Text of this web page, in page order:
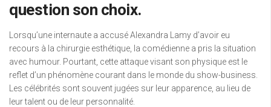
question son choix.
Lorsqu’une internaute a accusé Alexandra Lamy d’avoir eu
recours à la chirurgie esthétique, la comédienne a pris la situation
avec humour. Pourtant, cette attaque visant son physique est le
reflet d’un phénomène courant dans le monde du show-business.
Les célébrités sont souvent jugées sur leur apparence, au lieu de
leur talent ou de leur personnalité.